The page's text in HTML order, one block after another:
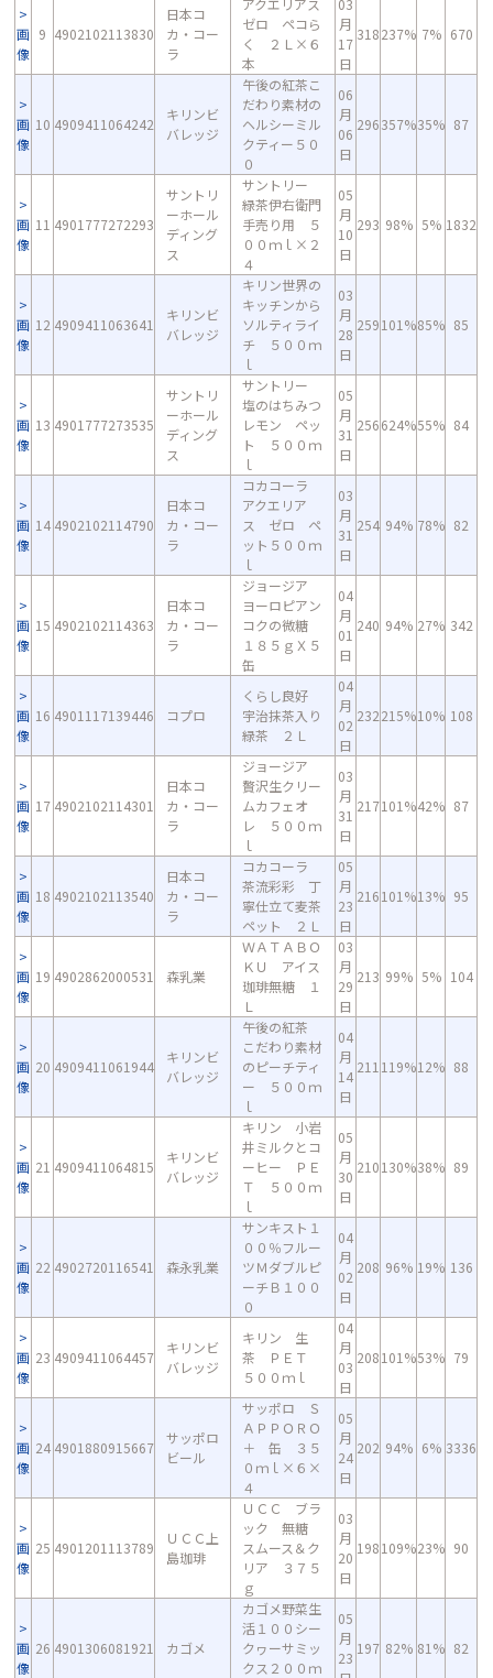
画
像
9 4902102113830
日本コ
カ・コー
ラ
アクエリアス
ゼロ ペコら
く ２Ｌ×６
本
03
月
17
日
318237% 7% 670
画
像
10 4909411064242
キリンビ
バレッジ
午後の紅茶こ
だわり素材の
ヘルシーミル
クティー５０
０
06
月
06
日
296357%35% 87
画
像
11 4901777272293
サントリ
ーホール
ディング
ス
サントリー
緑茶伊右衛門
手売り用 ５
００ｍｌ×２
４
05
月
10
日
293 98% 5% 1832
画
像
12 4909411063641
キリンビ
バレッジ
キリン世界の
キッチンから
ソルティライ
チ ５００ｍ
ｌ
03
月
28
日
259101%85% 85
画
像
13 4901777273535
サントリ
ーホール
ディング
ス
サントリー
塩のはちみつ
レモン ペッ
ト ５００ｍ
ｌ
05
月
31
日
256624%55% 84
画
像
14 4902102114790
日本コ
カ・コー
ラ
コカコーラ
アクエリア
ス ゼロ ペ
ット５００ｍ
ｌ
03
月
31
日
254 94% 78% 82
画
像
15 4902102114363
日本コ
カ・コー
ラ
ジョージア
ヨーロピアン
コクの微糖
１８５ｇＸ５
缶
04
月
01
日
240 94% 27% 342
画
像
16 4901117139446 コプロ
くらし良好
宇治抹茶入り
緑茶 ２Ｌ
04
月
02
日
232215%10% 108
画
像
17 4902102114301
日本コ
カ・コー
ラ
ジョージア
贅沢生クリー
ムカフェオ
レ ５００ｍ
ｌ
03
月
31
日
217101%42% 87
画
像
18 4902102113540
日本コ
カ・コー
ラ
コカコーラ
茶流彩彩 丁
寧仕立て麦茶
ペット ２Ｌ
05
月
23
日
216101%13% 95
画
像
19 4902862000531 森乳業
ＷＡＴＡＢＯ
ＫＵ アイス
珈琲無糖 １
Ｌ
03
月
29
日
213 99% 5% 104
画
像
20 4909411061944
キリンビ
バレッジ
午後の紅茶
こだわり素材
のピーチティ
ー ５００ｍ
ｌ
04
月
14
日
211 119%12% 88
画
像
21 4909411064815
キリンビ
バレッジ
キリン 小岩
井ミルクとコ
ーヒー ＰＥ
Ｔ ５００ｍ
ｌ
05
月
30
日
210130%38% 89
画
像
22 4902720116541 森永乳業
サンキスト１
００％フルー
ツＭダブルピ
ーチＢ１００
０
04
月
02
日
208 96% 19% 136
画
像
23 4909411064457
キリンビ
バレッジ
キリン 生
茶 ＰＥＴ
５００ｍｌ
04
月
03
日
208101%53% 79
画
像
24 4901880915667
サッポロ
ビール
サッポロ Ｓ
ＡＰＰＯＲＯ
＋ 缶 ３５
０ｍｌ×６×
４
05
月
24
日
202 94% 6% 3336
画
像
25 4901201113789
ＵＣＣ上
島珈琲
ＵＣＣ ブラ
ック 無糖
スムース＆ク
リア ３７５
ｇ
03
月
20
日
198109%23% 90
画
像
26 4901306081921 カゴメ
カゴメ野菜生
活１００シー
クヮーサミッ
クス２００ｍ
05
月
23
197 82% 81% 82